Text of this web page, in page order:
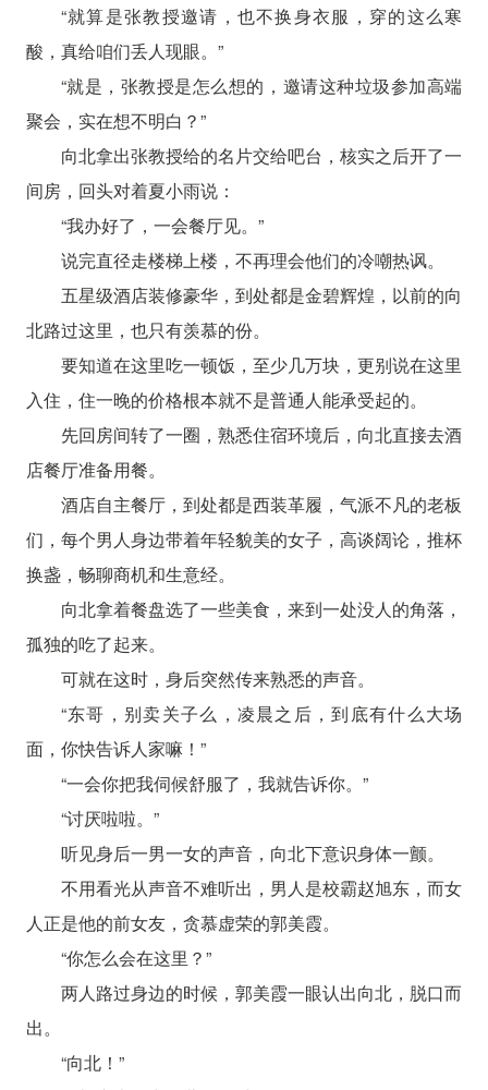
“就算是张教授邀请，也不换身衣服，穿的这么寒
酸，真给咱们丢人现眼。”
“就是，张教授是怎么想的，邀请这种垃圾参加高端
聚会，实在想不明白？”
向北拿出张教授给的名片交给吧台，核实之后开了一
间房，回头对着夏小雨说：
“我办好了，一会餐厅见。”
说完直径走楼梯上楼，不再理会他们的冷嘲热讽。
五星级酒店装修豪华，到处都是金碧辉煌，以前的向
北路过这里，也只有羡慕的份。
要知道在这里吃一顿饭，至少几万块，更别说在这里
入住，住一晚的价格根本就不是普通人能承受起的。
先回房间转了一圈，熟悉住宿环境后，向北直接去酒
店餐厅准备用餐。
酒店自主餐厅，到处都是西装革履，气派不凡的老板
们，每个男人身边带着年轻貌美的女子，高谈阔论，推杯
换盏，畅聊商机和生意经。
向北拿着餐盘选了一些美食，来到一处没人的角落，
孤独的吃了起来。
可就在这时，身后突然传来熟悉的声音。
“东哥，别卖关子么，凌晨之后，到底有什么大场
面，你快告诉人家嘛！”
“一会你把我伺候舒服了，我就告诉你。”
“讨厌啦啦。”
听见身后一男一女的声音，向北下意识身体一颤。
不用看光从声音不难听出，男人是校霸赵旭东，而女
人正是他的前女友，贪慕虚荣的郭美霞。
“你怎么会在这里？”
两人路过身边的时候，郭美霞一眼认出向北，脱口而
出。
“向北！”